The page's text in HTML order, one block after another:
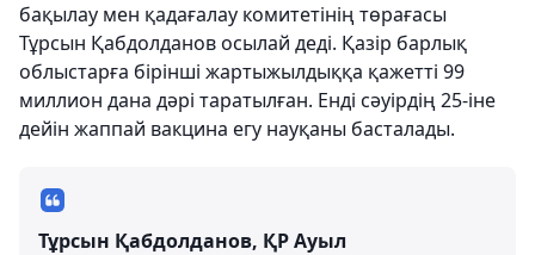
бақылау мен қадағалау комитетінің төрағасы
Тұрсын Қабдолданов осылай деді. Қазір барлық
облыстарға бірінші жартыжылдыққа қажетті 99
миллион дана дәрі таратылған. Енді сәуірдің 25-іне
дейін жаппай вакцина егу науқаны басталады.
Тұрсын Қабдолданов, ҚР Ауыл